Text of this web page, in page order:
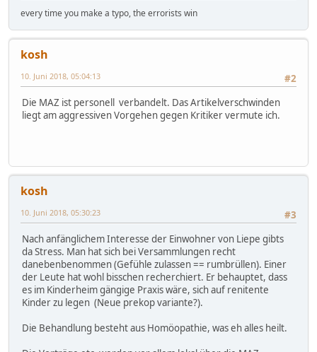
every time you make a typo, the errorists win
kosh
#2
10. Juni 2018, 05:04:13
Die MAZ ist personell verbandelt. Das Artikelverschwinden
liegt am aggressiven Vorgehen gegen Kritiker vermute ich.
kosh
#3
10. Juni 2018, 05:30:23
Nach anfänglichem Interesse der Einwohner von Liepe gibts
da Stress. Man hat sich bei Versammlungen recht
danebenbenommen (Gefühle zulassen == rumbrüllen). Einer
der Leute hat wohl bisschen recherchiert. Er behauptet, dass
es im Kinderheim gängige Praxis wäre, sich auf renitente
Kinder zu legen (Neue prekop variante?).
Die Behandlung besteht aus Homöopathie, was eh alles heilt.